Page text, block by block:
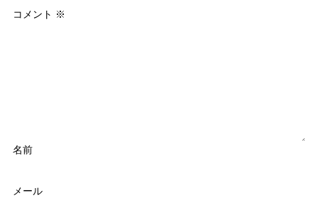
コメント ※
名前
メール